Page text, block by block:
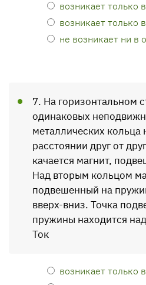
возникает только
возникает только
не возникает ни в
7. На горизонтальном
одинаковых
металлических
расстоянии друг от
качается магнит,
Над вторым кольцом
подвешенный на
вверх-вниз. Точка
пружины находится
Ток
возникает только